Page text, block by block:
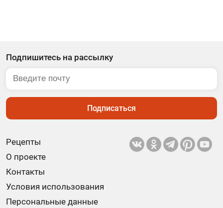
Рецепты
О проекте
Контакты
Условия использования
Персональные данные
Подпишитесь на рассылку
Подписаться